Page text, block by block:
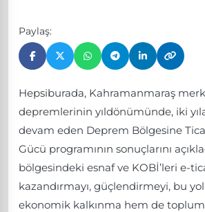
Paylaş:
Hepsiburada, Kahramanmaraş
depremlerinin yıldönümünde, iki
devam eden Deprem Bölgesine
Gücü programının sonuçlarını
bölgesindeki esnaf ve KOBİ’leri e-
kazandırmayı, güçlendirmeyi, bu
ekonomik kalkınma hem de